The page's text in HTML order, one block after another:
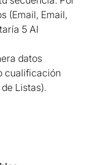
(Email, Email,
5 AI
datos
cualificación
Listas).